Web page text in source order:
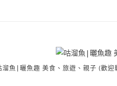
|曬魚趣 美食、旅遊、親子 (歡迎